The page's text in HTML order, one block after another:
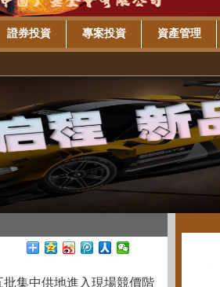
證券投資 專案投資 資產管理
批集中供地進入現場競價階